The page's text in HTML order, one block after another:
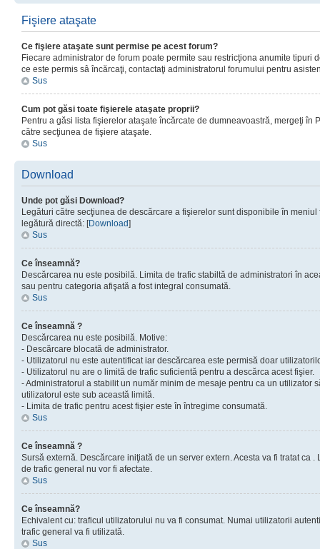
Fişiere ataşate
Ce fişiere ataşate sunt permise pe acest forum?
Fiecare administrator de forum poate permite sau restricţiona anumite tipuri
ce este permis sâ încărcaţi, contactaţi administratorul forumului pentru
Sus
Cum pot găsi toate fişierele ataşate proprii?
Pentru a găsi lista fişierelor ataşate încărcate de dumneavoastră, mergeţi în
către secţiunea de fişiere ataşate.
Sus
Download
Unde pot găsi Download?
Legături către secţiunea de descărcare a fişierelor sunt disponibile în
legătură directă: [Download]
Sus
Ce înseamnă?
Descărcarea nu este posibilă. Limita de trafic stabiltă de administratori în
sau pentru categoria afişată a fost integral consumată.
Sus
Ce înseamnă ?
Descărcarea nu este posibilă. Motive:
- Descărcare blocată de administrator.
- Utilizatorul nu este autentificat iar descărcarea este permisă doar
- Utilizatorul nu are o limită de trafic suficientă pentru a descărca acest fişier.
- Administratorul a stabilit un număr minim de mesaje pentru ca un utilizator
utilizatorul este sub această limită.
- Limita de trafic pentru acest fişier este în întregime consumată.
Sus
Ce înseamnă ?
Sursă externă. Descărcare iniţiată de un server extern. Acesta va fi tratat ca
de trafic general nu vor fi afectate.
Sus
Ce înseamnă?
Echivalent cu: traficul utilizatorului nu va fi consumat. Numai utilizatorii
trafic general va fi utilizată.
Sus